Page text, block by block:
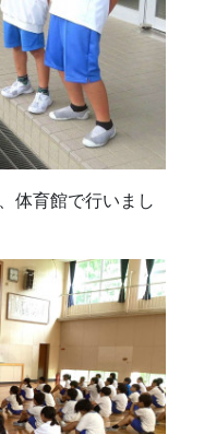
体育館で行いまし